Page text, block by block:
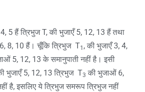
5 हैं त्रिभुज T, की भुजाएँ 5, 12, 13 हैं तथा
8, 10 हैं। चूँकि त्रिभुज T1 , की भुजाएँ 3, 4,
5, 12, 13 के समानुपाती नहीं है। इसी
भुजाएँ 5, 12, 13 त्रिभुज T3 की भुजाओं 6,
है, इसलिए ये त्रिभुज समरूप त्रिभुज नहीं